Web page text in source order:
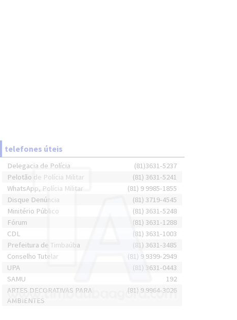
telefones úteis
Delegacia de Polícia
(81)3631-5237
Pelotão de Polícia Militar
(81) 3631-5241
WhatsApp, Polícia Militar
(81) 9 9985-1855
Disque Denúncia
(81) 3719-4545
Minitério Público
(81) 3631-5248
Fórum
(81) 3631-1288
CDL
(81) 3631-1003
Prefeitura de Timbaúba
(81) 3631-3485
Conselho Tutelar
(81) 9 9399-2949
UPA
(81) 3631-0443
SAMU
192
ARTES DECORATIVAS PARA
AMBIENTES
(81) 9 9964-3026